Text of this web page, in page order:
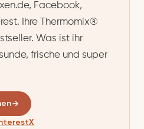
Facebook,
Ihre Thermomix®
Was ist ihr
frische und super
X